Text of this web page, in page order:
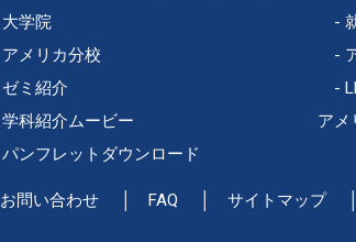
大学院
アメリカ分校
ゼミ紹介
学科紹介ムービー
パンフレットダウンロード
アメ
お問い合わせ FAQ サイトマップ